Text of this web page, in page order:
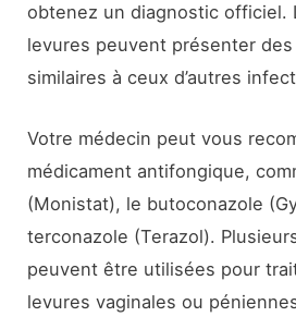
obtenez un diagnostic officiel.
levures peuvent présenter
similaires à ceux d’autres
Votre médecin peut vous
médicament antifongique,
(Monistat), le butoconazole
terconazole (Terazol).
peuvent être utilisées pour
levures vaginales ou